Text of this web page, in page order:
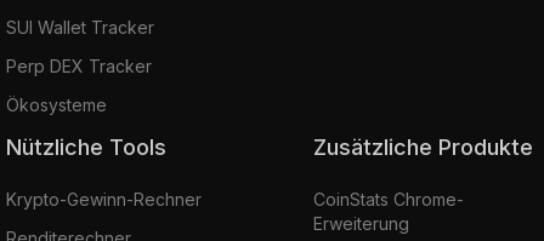
SUI Wallet Tracker
Perp DEX Tracker
Ökosysteme
Nützliche Tools
Krypto-Gewinn-Rechner
Zusätzliche Produkte
CoinStats Chrome-
Erweiterung